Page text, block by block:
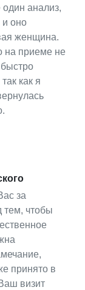
анализ,
и оно
женщина.
на приеме не
как я
за
тем, чтобы
принято в
визит